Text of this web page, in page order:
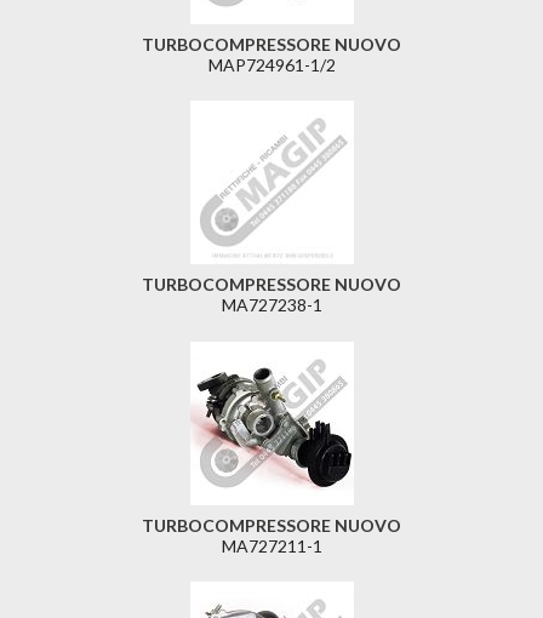
TURBOCOMPRESSORE NUOVO
MAP724961-1/2
TURBOCOMPRESSORE NUOVO
MA727238-1
TURBOCOMPRESSORE NUOVO
MA727211-1